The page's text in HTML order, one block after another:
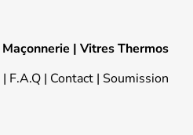
Maçonnerie |Vitres Thermos
| F.A.Q | Contact | Soumission